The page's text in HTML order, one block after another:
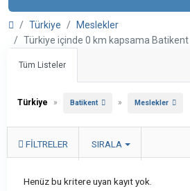
Türkiye
Meslekler
Türkiye içinde 0 km kapsama Batikent
Tüm Listeler
Türkiye » Batikent » Meslekler
FILTRELER SIRALA
Henüz bu kritere uyan kayıt yok.